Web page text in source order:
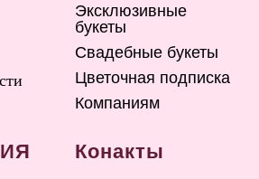
Эксклюзивные
букеты
Свадебные букеты
Цветочная подписка
Компаниям
Конакты